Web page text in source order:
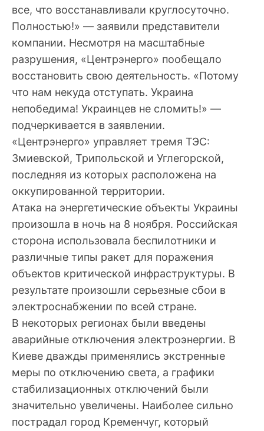
все, что восстанавливали круглосуточно.
Полностью!» — заявили представители
компании. Несмотря на масштабные
разрушения, «Центрэнерго» пообещало
восстановить свою деятельность. «Потому
что нам некуда отступать. Украина
непобедима! Украинцев не сломить!» —
подчеркивается в заявлении.
«Центрэнерго» управляет тремя ТЭС:
Змиевской, Трипольской и Углегорской,
последняя из которых расположена на
оккупированной территории.
Атака на энергетические объекты Украины
произошла в ночь на 8 ноября. Российская
сторона использовала беспилотники и
различные типы ракет для поражения
объектов критической инфраструктуры. В
результате произошли серьезные сбои в
электроснабжении по всей стране.
В некоторых регионах были введены
аварийные отключения электроэнергии. В
Киеве дважды применялись экстренные
меры по отключению света, а графики
стабилизационных отключений были
значительно увеличены. Наиболее сильно
пострадал город Кременчуг, который